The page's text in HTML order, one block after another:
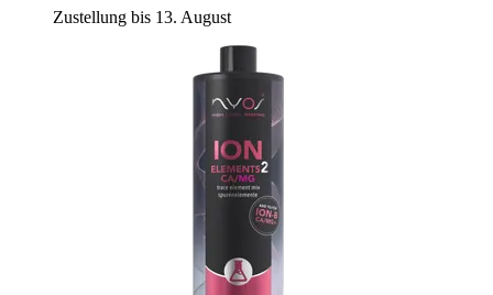
Zustellung bis 13. August